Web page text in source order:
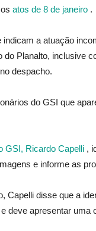
atos de 8 de janeiro .
a atuação
Planalto, inclusive
despacho.
do GSI que
GSI, Ricardo Capelli ,
e informe as
Capelli disse que a
deve apresentar uma